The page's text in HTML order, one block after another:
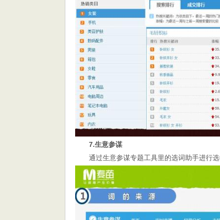
7.生意参谋
通过生意参谋专题工具里的选词助手进行